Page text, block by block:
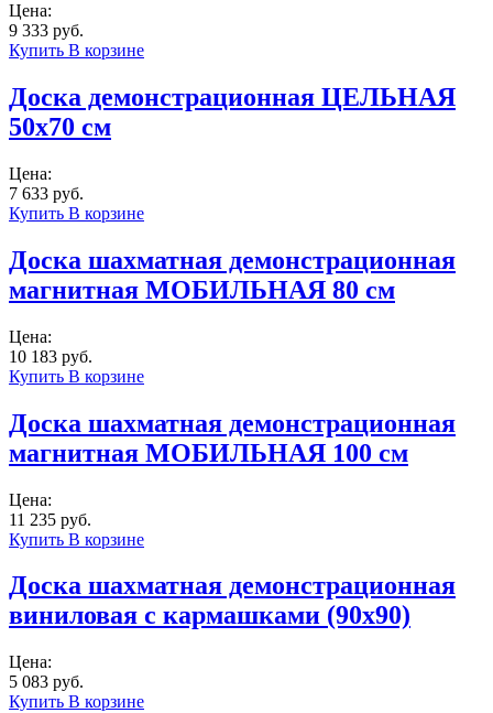
Цена:
9 333 руб.
Купить В корзине
Доска демонстрационная ЦЕЛЬНАЯ
50x70 см
Цена:
7 633 руб.
Купить В корзине
Доска шахматная демонстрационная
магнитная МОБИЛЬНАЯ 80 см
Цена:
10 183 руб.
Купить В корзине
Доска шахматная демонстрационная
магнитная МОБИЛЬНАЯ 100 см
Цена:
11 235 руб.
Купить В корзине
Доска шахматная демонстрационная
виниловая с кармашками (90x90)
Цена:
5 083 руб.
Купить В корзине